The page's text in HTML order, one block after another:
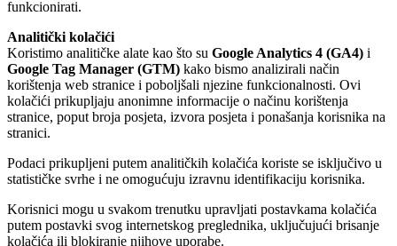
funkcionirati.
Analitički kolačići
Koristimo analitičke alate kao što su Google Analytics 4 (GA4) i
Google Tag Manager (GTM) kako bismo analizirali način
korištenja web stranice i poboljšali njezine funkcionalnosti. Ovi
kolačići prikupljaju anonimne informacije o načinu korištenja
stranice, poput broja posjeta, izvora posjeta i ponašanja korisnika na
stranici.
Podaci prikupljeni putem analitičkih kolačića koriste se isključivo u
statističke svrhe i ne omogućuju izravnu identifikaciju korisnika.
Korisnici mogu u svakom trenutku upravljati postavkama kolačića
putem postavki svog internetskog preglednika, uključujući brisanje
kolačića ili blokiranje njihove uporabe.